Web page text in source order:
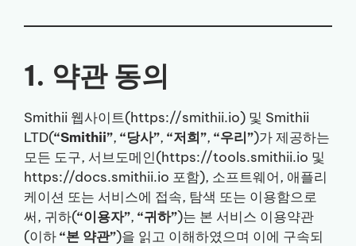
1. 약관 동의
Smithii 웹사이트(https://smithii.io) 및 Smithii
LTD(“Smithii”, “당사”, “저희”, “우리”)가 제공하는
모든 도구, 서브도메인(https://tools.smithii.io 및
https://docs.smithii.io 포함), 소프트웨어, 애플리
케이션 또는 서비스에 접속, 탐색 또는 이용함으로
써, 귀하(“이용자”, “귀하”)는 본 서비스 이용약관
(이하“본 약관”)을 읽고 이해하였으며 이에 구속되